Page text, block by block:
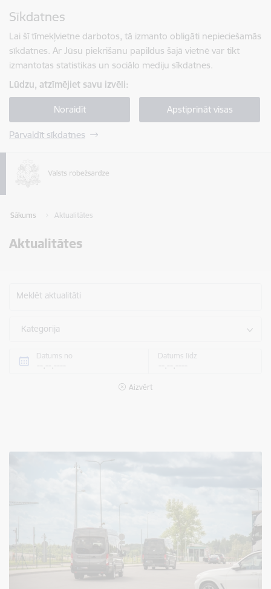
Sīkdatnes
Lai šī tīmekļvietne darbotos, tā izmanto obligāti nepieciešamās
sīkdatnes. Ar Jūsu piekrišanu papildus šajā vietnē var tikt
izmantotas statistikas un sociālo mediju sīkdatnes.
Lūdzu, atzīmējiet savu izvēli:
Noraidīt Apstiprināt visas
Pārvaldīt sīkdatnes
Sākums Aktualitātes
Aktualitātes
Meklēt aktualitāti
Kategorija
Datums no Datums līdz
Aizvērt